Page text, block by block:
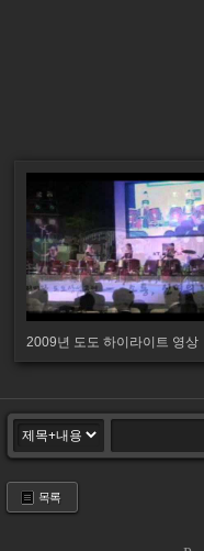
2009년 도도 하이라이트 영상
목록